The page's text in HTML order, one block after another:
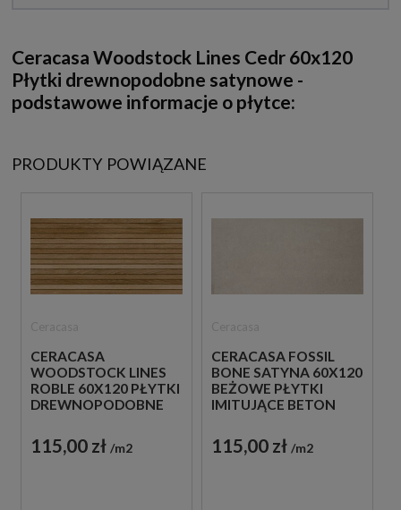
Ceracasa Woodstock Lines Cedr 60x120
Płytki drewnopodobne satynowe -
podstawowe informacje o płytce:
PRODUKTY POWIĄZANE
CERACASA
WOODSTOCK LINES
ROBLE 60X120 PŁYTKI
DREWNOPODOBNE
115,00 zł m2
CERACASA FOSSIL
BONE SATYNA 60X120
BEŻOWE PŁYTKI
IMITUJĄCE BETON
115,00 zł m2